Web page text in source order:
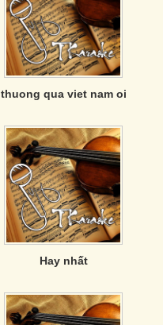
thuong qua viet nam oi
Hay nhất